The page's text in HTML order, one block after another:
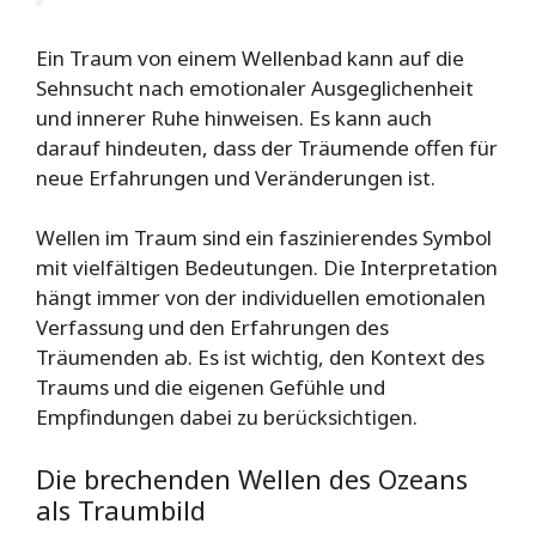
Ein Traum von einem Wellenbad kann auf die
Sehnsucht nach emotionaler Ausgeglichenheit
und innerer Ruhe hinweisen. Es kann auch
darauf hindeuten, dass der Träumende offen für
neue Erfahrungen und Veränderungen ist.
Wellen im Traum sind ein faszinierendes Symbol
mit vielfältigen Bedeutungen. Die Interpretation
hängt immer von der individuellen emotionalen
Verfassung und den Erfahrungen des
Träumenden ab. Es ist wichtig, den Kontext des
Traums und die eigenen Gefühle und
Empfindungen dabei zu berücksichtigen.
Die brechenden Wellen des Ozeans
als Traumbild